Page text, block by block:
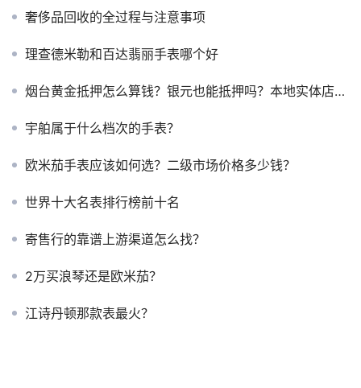
奢侈品回收的全过程与注意事项
理查德米勒和百达翡丽手表哪个好
烟台黄金抵押怎么算钱？银元也能抵押吗？本地实体店全解
宇舶属于什么档次的手表？
欧米茄手表应该如何选？二级市场价格多少钱？
世界十大名表排行榜前十名
寄售行的靠谱上游渠道怎么找？
2万买浪琴还是欧米茄？
江诗丹顿那款表最火？